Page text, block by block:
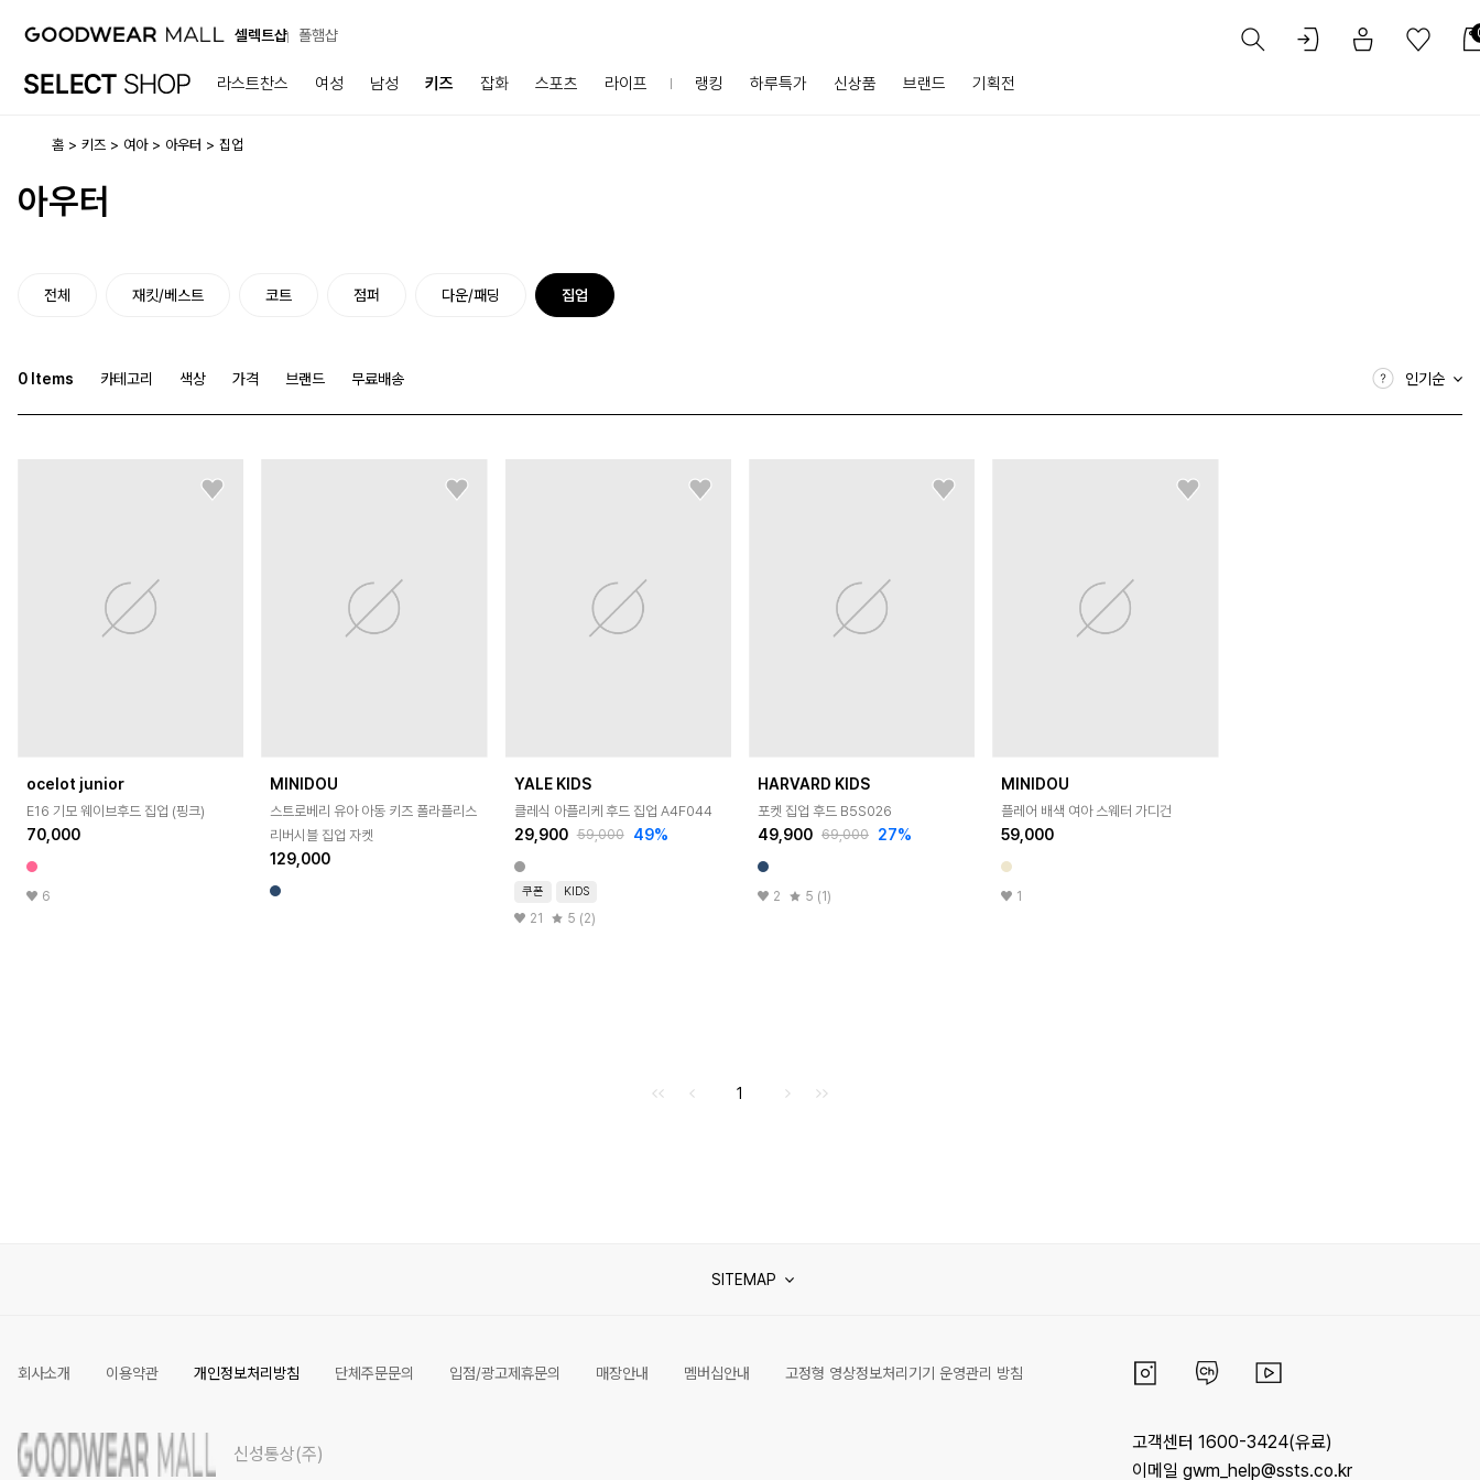
셀렉트샵 폴햄샵
라스트찬스 여성 남성 키즈 잡화 스포츠 라이프 랭킹 하루특가 신상품 브랜드 기획전
홈 키즈 여아 아우터 집업
아우터
전체 재킷/베스트 코트 점퍼 다운/패딩 집업
0 Items 카테고리 색상 가격 브랜드 무료배송 인기순
ocelot junior
E16 기모 웨이브후드 집업 (핑크)
70,000
6
MINIDOU
스트로베리 유아 아동 키즈 폴라플리스
리버시블 집업 자켓
129,000
YALE KIDS
클레식 아플리케 후드 집업 A4F044
29,900 59,000 49%
쿠폰 KIDS
21 5 (2)
HARVARD KIDS
포켓 집업 후드 B5S026
49,900 69,000 27%
2 5 (1)
MINIDOU
플레어 배색 여아 스웨터 가디건
59,000
1
이전으로
1다음으로
SITEMAP
회사소개 이용약관 개인정보처리방침 단체주문문의 입점/광고제휴문의 매장안내 멤버십안내 고정형 영상정보처리기기 운영관리 방침
신성통상(주)
고객센터 1600-3424(유료)
이메일 gwm_help@ssts.co.kr